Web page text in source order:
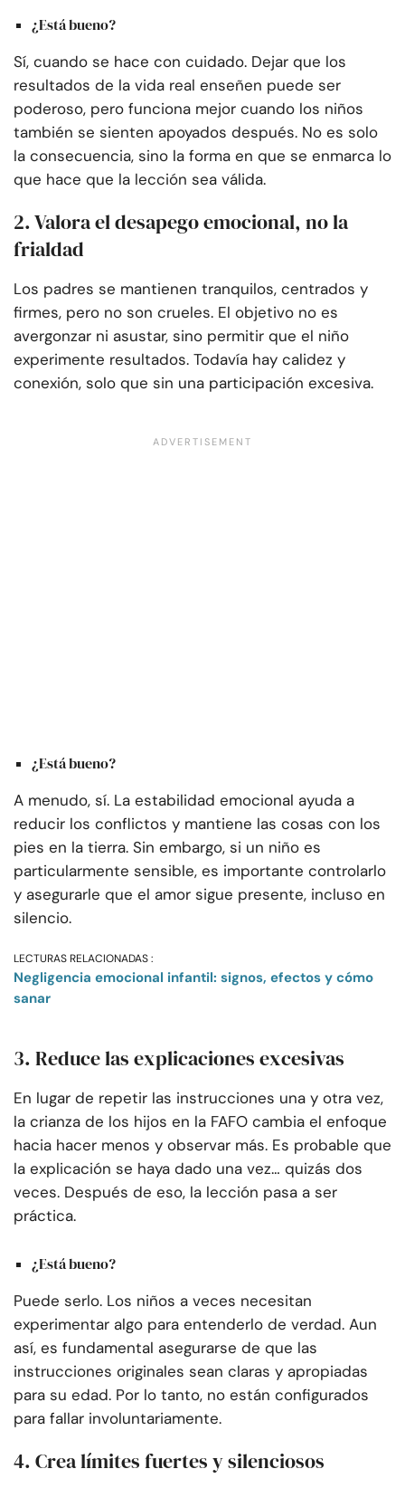
¿Está bueno?
Sí, cuando se hace con cuidado. Dejar que los
resultados de la vida real enseñen puede ser
poderoso, pero funciona mejor cuando los niños
también se sienten apoyados después. No es solo
la consecuencia, sino la forma en que se enmarca lo
que hace que la lección sea válida.
2. Valora el desapego emocional, no la
frialdad
Los padres se mantienen tranquilos, centrados y
firmes, pero no son crueles. El objetivo no es
avergonzar ni asustar, sino permitir que el niño
experimente resultados. Todavía hay calidez y
conexión, solo que sin una participación excesiva.
¿Está bueno?
A menudo, sí. La estabilidad emocional ayuda a
reducir los conflictos y mantiene las cosas con los
pies en la tierra. Sin embargo, si un niño es
particularmente sensible, es importante controlarlo
y asegurarle que el amor sigue presente, incluso en
silencio.
LECTURAS RELACIONADAS :
Negligencia emocional infantil: signos, efectos y cómo
sanar
3. Reduce las explicaciones excesivas
En lugar de repetir las instrucciones una y otra vez,
la crianza de los hijos en la FAFO cambia el enfoque
hacia hacer menos y observar más. Es probable que
la explicación se haya dado una vez… quizás dos
veces. Después de eso, la lección pasa a ser
práctica.
¿Está bueno?
Puede serlo. Los niños a veces necesitan
experimentar algo para entenderlo de verdad. Aun
así, es fundamental asegurarse de que las
instrucciones originales sean claras y apropiadas
para su edad. Por lo tanto, no están configurados
para fallar involuntariamente.
4. Crea límites fuertes y silenciosos